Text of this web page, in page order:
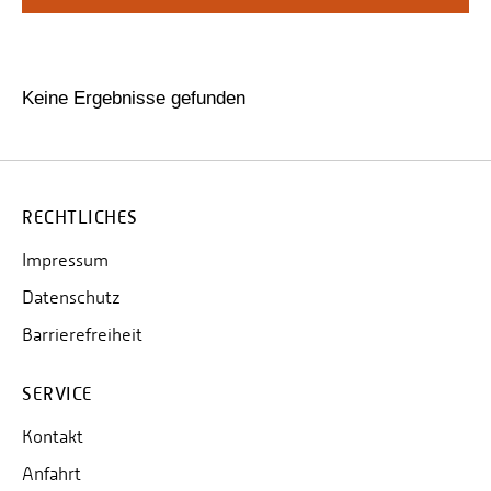
Personalvertretungen
Informationssicherheit
Personensuche
Keine Ergebnisse gefunden
RECHTLICHES
Impressum
Datenschutz
Barrierefreiheit
SERVICE
Kontakt
Anfahrt